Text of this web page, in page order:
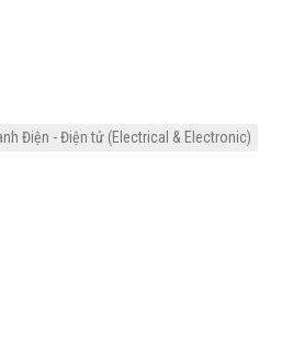
Điện - Điện tử (Electrical & Electronic)